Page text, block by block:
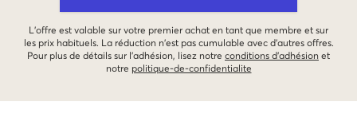
L'offre est valable sur votre premier achat en tant que membre et sur
les prix habituels. La réduction n'est pas cumulable avec d'autres offres.
Pour plus de détails sur l'adhésion, lisez notre conditions d'adhésion et
notre politique-de-confidentialite